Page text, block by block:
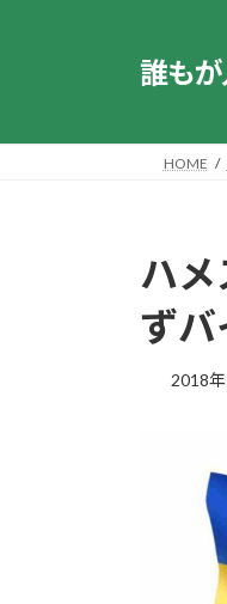
誰も
HOME
ハ
ずバ
2018